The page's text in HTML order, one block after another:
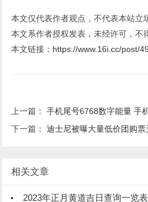
本文仅代表作者观点，不代表本站立
本文系作者授权发表，未经许可，不
本文链接： https://www.16i.cc/post/
上一篇：手机尾号6768数字能量 手
下一篇：迪士尼被曝大量低价团购票无法
相关文章
2023年正月黄道吉日查询一览表